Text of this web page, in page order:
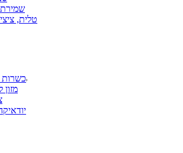
טלית,
כשרות
מזון